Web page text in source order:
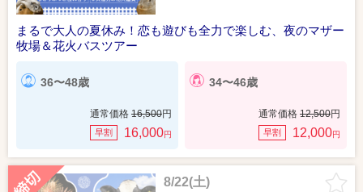
まるで大人の夏休み！恋も遊びも全力で楽しむ、夜のマザー
牧場＆花火バスツアー
36〜48歳
通常価格 16,500円
早割 16,000円
34〜46歳
通常価格 12,500円
早割 12,000円
8/22(土)